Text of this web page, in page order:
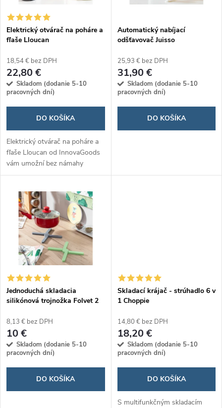
i
e
p
r
o
d
u
s
p
r
o
d
u
k
Elektrický otvárač na poháre a
fľaše Lloucan
18,54 € bez DPH
22,80 €
Skladom (dodanie 5-10
pracovných dní)
DO KOŠÍKA
Elektrický otvárač na poháre a
fľaše Lloucan od InnovaGoods
vám umožní bez námahy
otvoriť sklenené nádoby
stlačením tlačidla. Ideálny
pomocník pre...
Automatický nabíjací
odšťavovač Juisso
25,93 € bez DPH
31,90 €
Skladom (dodanie 5-10
pracovných dní)
DO KOŠÍKA
Jednoduchá skladacia
silikónová trojnožka Folvet 2
8,13 € bez DPH
10 €
Skladom (dodanie 5-10
pracovných dní)
DO KOŠÍKA
Skladací krájač - strúhadlo 6 v
1 Choppie
14,80 € bez DPH
18,20 €
Skladom (dodanie 5-10
pracovných dní)
DO KOŠÍKA
S multifunkčným skladacím